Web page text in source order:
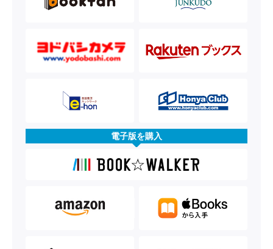
電子版を購入